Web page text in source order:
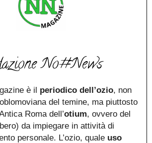
No#News
è il periodico dell’ozio, non
del temine, ma piuttosto
Roma dell’otium, ovvero del
da impiegare in attività di
personale. L’ozio, quale uso